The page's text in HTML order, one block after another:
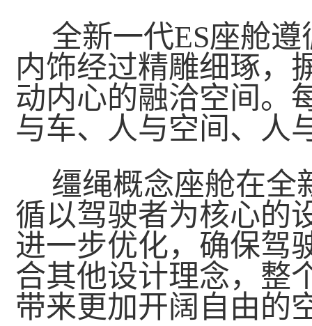
全新一代ES座舱
内饰经过精雕细琢，
动内心的融洽空间。
与车、人与空间、人
缰绳概念座舱在全
循以驾驶者为核心的
进一步优化，确保驾
合其他设计理念，整
带来更加开阔自由的